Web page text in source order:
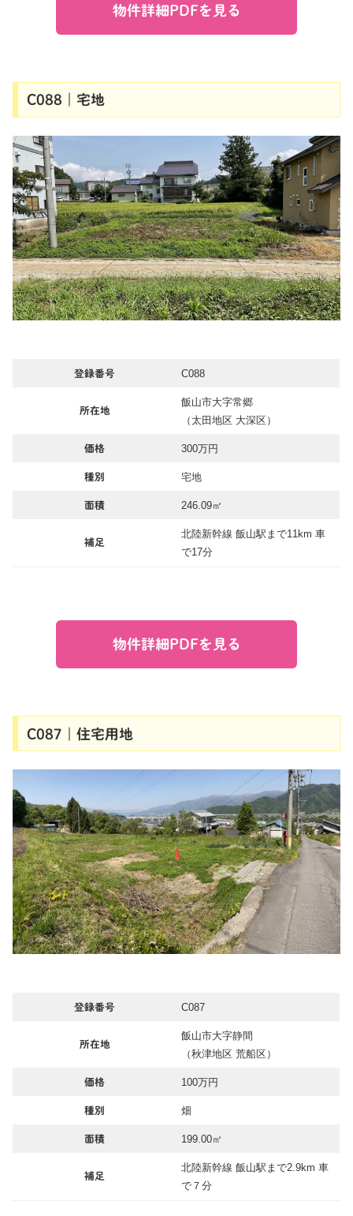
物件詳細PDFを見る
C088｜宅地
登録番号 C088
所在地
飯山市大字常郷
（太田地区 大深区）
価格 300万円
種別 宅地
面積 246.09㎡
補足
北陸新幹線 飯山駅まで11km 車
で17分
物件詳細PDFを見る
C087｜住宅用地
登録番号 C087
所在地
飯山市大字静間
（秋津地区 荒船区）
価格 100万円
種別 畑
面積 199.00㎡
補足
北陸新幹線 飯山駅まで2.9km 車
で７分